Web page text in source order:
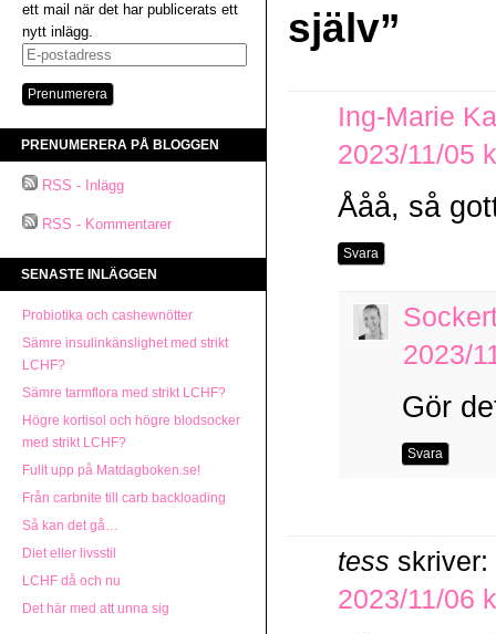
ett mail när det har publicerats ett
nytt inlägg.
E-
PRENUMERERA PÅ BLOGGEN
RSS - Inlägg
RSS - Kommentarer
SENASTE INLÄGGEN
Probiotika och cashewnötter
Sämre insulinkänslighet med strikt
LCHF?
Sämre tarmflora med strikt LCHF?
Högre kortisol och högre blodsocker
med strikt LCHF?
Fullt upp på Matdagboken.se!
Från carbnite till carb backloading
Så kan det gå…
Diet eller livsstil
LCHF då och nu
Det här med att unna sig
själv”
Ing-Marie
2023/11/05
Ååå, så
Svara
2023/
Gör
Svara
tess skriver:
2023/11/06